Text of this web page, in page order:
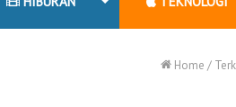
Home /